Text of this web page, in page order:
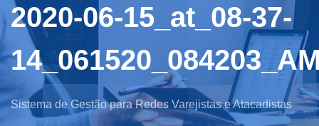
2020-06-15_at_08-37-
Sistema de Gestão para Redes Varejistas e Atacadistas